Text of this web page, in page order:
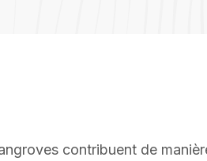
contribuent de